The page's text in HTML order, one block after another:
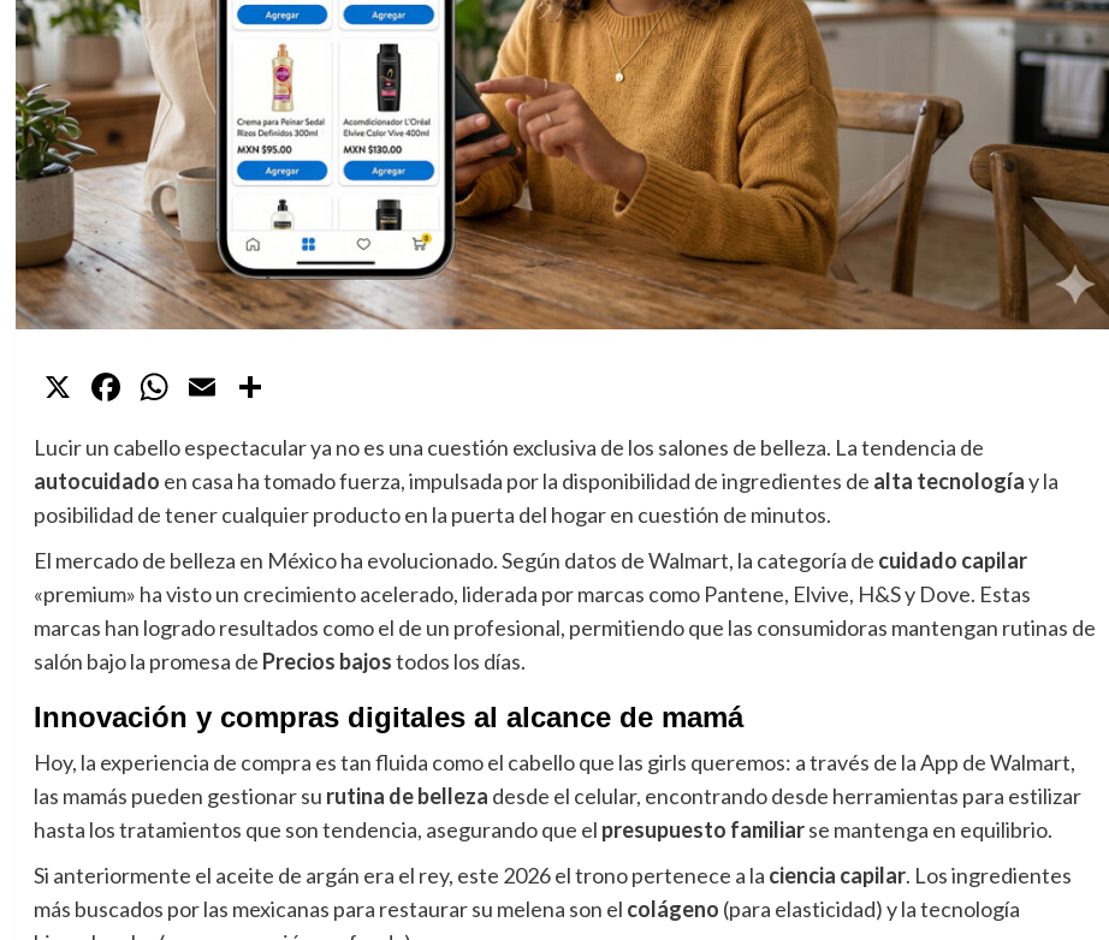
X Facebook
WhatsApp
Email
Lucir un cabello espectacular ya no es una cuestión exclusiva de los salones de belleza. La tendencia de
autocuidado en casa ha tomado fuerza, impulsada por la disponibilidad de ingredientes de alta tecnologíay la
posibilidad de tener cualquier producto en la puerta del hogar en cuestión de minutos.
El mercado de belleza en México ha evolucionado. Según datos de Walmart, la categoría de cuidado capilar
«premium» ha visto un crecimiento acelerado, liderada por marcas como Pantene, Elvive, H&S y Dove. Estas
marcas han logrado resultados como el de un profesional, permitiendo que las consumidoras mantengan rutinas de
salón bajo la promesa de Precios bajostodos los días.
Innovación y compras digitales al alcance de mamá
Hoy, la experiencia de compra es tan fluida como el cabello que las girls queremos: a través de la App de Walmart,
las mamás pueden gestionar su rutina de belleza desde el celular, encontrando desde herramientas para estilizar
hasta los tratamientos que son tendencia, asegurando que el presupuesto familiarse mantenga en equilibrio.
Si anteriormente el aceite de argán era el rey, este 2026 el trono pertenece a la ciencia capilar. Los ingredientes
más buscados por las mexicanas para restaurar su melena son el colágeno (para elasticidad) y la tecnología